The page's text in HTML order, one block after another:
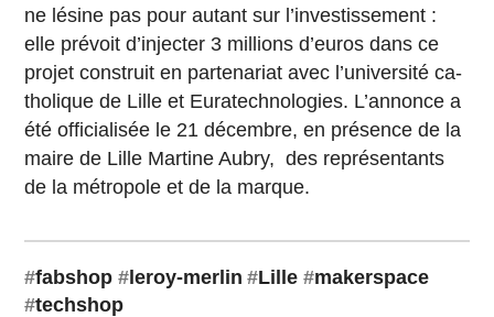
ne lésine pas pour autant sur l’in­ves­tis­se­ment :
elle prévoit d’in­jec­ter 3 mil­lions d’euros dans ce
projet construit en par­te­na­riat avec l’uni­ver­sité ca­
tho­lique de Lille et Eur­atech­no­lo­gies. L’an­nonce a
été of­fi­cia­li­sée le 21 dé­cembre, en pré­sence de la
maire de Lille Martine Aubry, des re­pré­sen­tants
de la mé­tro­pole et de la marque.
#fabshop #le­roy-mer­lin #Lille #ma­kers­pace
#tech­shop